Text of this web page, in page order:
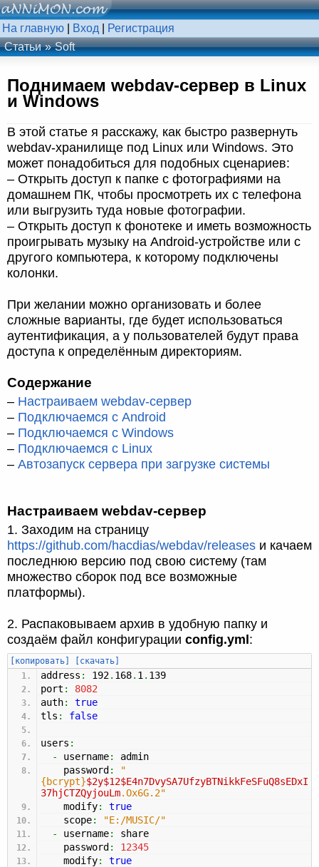
На главную Вход
Регистрация
Статьи
Soft
Поднимаем webdav-сервер в Linux
и Windows
В этой статье я расскажу, как быстро развернуть
webdav-хранилище под Linux или Windows. Это
может понадобиться для подобных сценариев:
– Открыть доступ к папке с фотографиями на
домашнем ПК, чтобы просмотреть их с телефона
или выгрузить туда новые фотографии.
– Открыть доступ к фонотеке и иметь возможность
проигрывать музыку на Android-устройстве или с
другого компьютера, к которому подключены
колонки.
При желании можно организовать и более
сложные варианты, где будет использоваться
аутентификация, а у пользователей будут права
доступа к определённым директориям.
Содержание
– Настраиваем webdav-сервер
– Подключаемся с Android
– Подключаемся с Windows
– Подключаемся с Linux
– Автозапуск сервера при загрузке системы
Настраиваем webdav-сервер
1. Заходим на страницу
https://github.com/hacdias/webdav/releases и качаем
последнюю версию под свою систему (там
множество сборок под все возможные
платформы).
2. Распаковываем архив в удобную папку и
создаём файл конфигурации config.yml:
[копировать] [скачать]
address : 192. 168. 1 . 139
port :
8082
auth:
true
tls : false
users :
-
username:
admin
password :
"
{bcrypt}$2y$12$E4n7DvySA7UfzyBTNikkFeSFuQ8sEDxI
37hjCTZQyjouLm.Ox6G.2"
modify:
true
scope:
"E:/MUSIC/"
-
username:
share
password :
12345
modify:
true